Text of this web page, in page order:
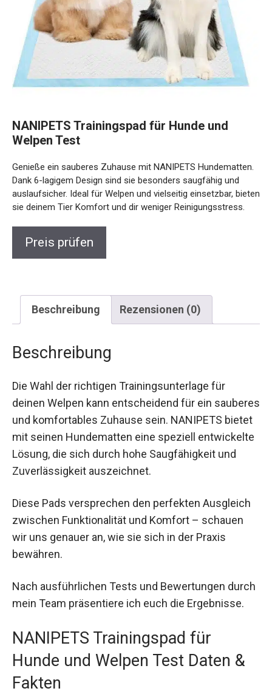
NANIPETS Trainingspad für Hunde und
Welpen Test
Genieße ein sauberes Zuhause mit NANIPETS Hundematten.
Dank 6-lagigem Design sind sie besonders saugfähig und
auslaufsicher. Ideal für Welpen und vielseitig einsetzbar, bieten
sie deinem Tier Komfort und dir weniger Reinigungsstress.
Preis prüfen
Beschreibung Rezensionen (0)
Beschreibung
Die Wahl der richtigen Trainingsunterlage für
deinen Welpen kann entscheidend für ein sauberes
und komfortables Zuhause sein. NANIPETS bietet
mit seinen Hundematten eine speziell entwickelte
Lösung, die sich durch hohe Saugfähigkeit und
Zuverlässigkeit auszeichnet.
Diese Pads versprechen den perfekten Ausgleich
zwischen Funktionalität und Komfort – schauen
wir uns genauer an, wie sie sich in der Praxis
bewähren.
Nach ausführlichen Tests und Bewertungen durch
mein Team präsentiere ich euch die Ergebnisse.
NANIPETS Trainingspad für
Hunde und Welpen Test Daten &
Fakten